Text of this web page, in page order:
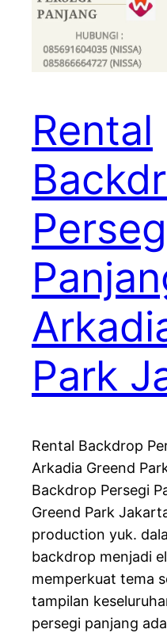
Rental
Park
Rental Backdrop
Arkadia Greend
Backdrop Persegi
Greend Park
production yuk.
backdrop menjadi
memperkuat tema
tampilan
persegi panjang